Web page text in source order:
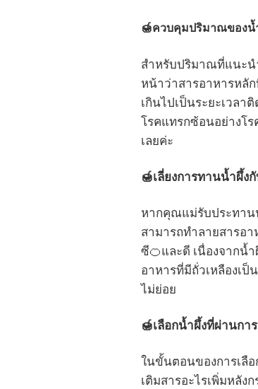
🍯ควบคุมปริมาณของน้
สำหรับปริมาณที่แนะน
หน้าว่าสารอาหารหลั
เกินไปเป็นระยะเวล
โรคแทรกซ้อนอย่างโ
เลยค่ะ
🍯เลี่ยงการทานน้ำผึ้ง
หากคุณแม่รับประทาน
สามารถทำลายสารอ
ซี🍊และดี เนื่องจากน้
อาหารที่มีถั่วเหลืองเ
ไม่ย่อย
🍯เลือกน้ำผึ้งที่ผ่านกา
ในขั้นตอนของการเลื
เติมสารอะไรเพิ่มหลั